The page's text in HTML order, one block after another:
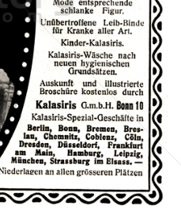
Kalasiris G.m.b.H., Bonn
1911
Bild-ID: 42462